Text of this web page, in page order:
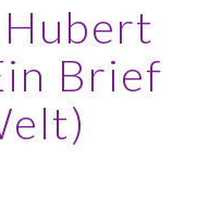
Brief